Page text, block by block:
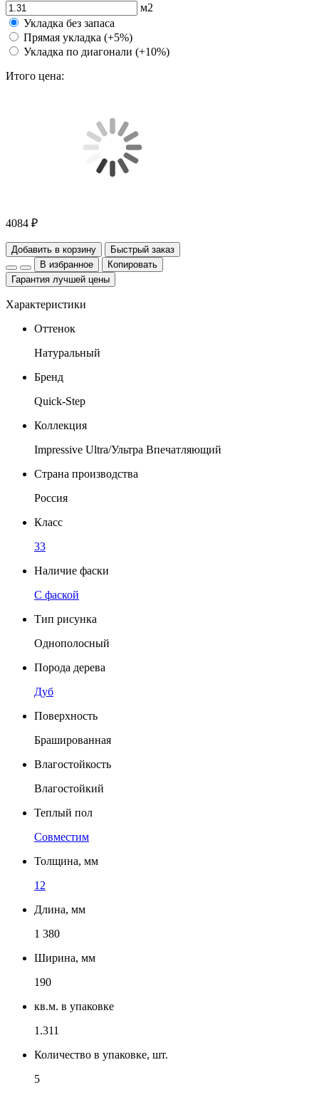
м2
Укладка без запаса
Прямая укладка (+5%)
Укладка по диагонали (+10%)
Итого цена:
4084 ₽
Добавить в корзину
Быстрый заказ
В избранное
Копировать
Гарантия лучшей цены
Характеристики
Оттенок
Натуральный
Бренд
Quick-Step
Коллекция
Impressive Ultra/Ультра Впечатляющий
Страна производства
Россия
Класс
33
Наличие фаски
C фаской
Тип рисунка
Однополосный
Порода дерева
Дуб
Поверхность
Брашированная
Влагостойкость
Влагостойкий
Теплый пол
Совместим
Толщина, мм
12
Длина, мм
1 380
Ширина, мм
190
кв.м. в упаковке
1.311
Количество в упаковке, шт.
5